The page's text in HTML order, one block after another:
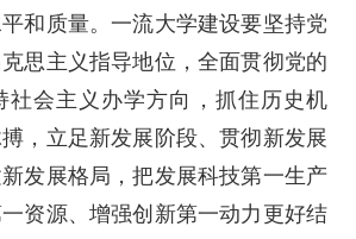
和质量。一流大学建设要坚持党
思主义指导地位，全面贯彻党的
社会主义办学方向，抓住历史机
，立足新发展阶段、贯彻新发展
发展格局，把发展科技第一生产
资源、增强创新第一动力更好结